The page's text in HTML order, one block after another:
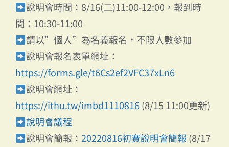
說明會時間：8/16(二)11:00-12:00，報到時
間：10:30-11:00
請以”個人”為名義報名，不限人數參加
說明會報名表單網址：
https://forms.gle/t6Cs2ef2VFC37xLn6
說明會網址：
https://ithu.tw/imbd1110816(8/15 11:00更新)
說明會議程
說明會簡報： 20220816初賽說明會簡報 (8/17